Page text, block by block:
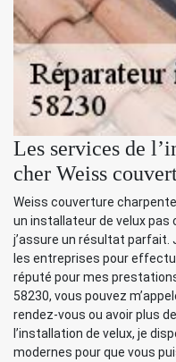
Les services de
cher Weiss
Weiss couverture
un installateur de velux pas
j’assure un résultat parfait.
les entreprises pour
réputé pour mes
58230, vous pouvez
rendez-vous ou avoir plus
l’installation de velux, je
modernes pour que vous